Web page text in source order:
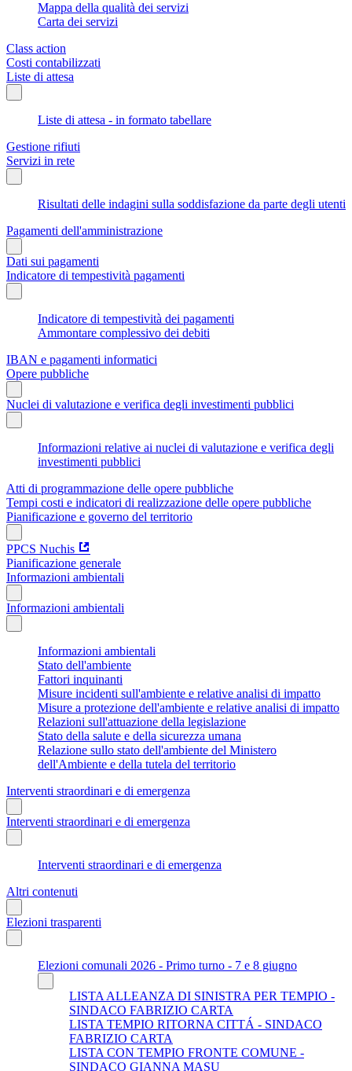
Mappa della qualità dei servizi
Carta dei servizi
Class action
Costi contabilizzati
Liste di attesa
Liste di attesa - in formato tabellare
Gestione rifiuti
Servizi in rete
Risultati delle indagini sulla soddisfazione da parte degli utenti
Pagamenti dell'amministrazione
Dati sui pagamenti
Indicatore di tempestività pagamenti
Indicatore di tempestività dei pagamenti
Ammontare complessivo dei debiti
IBAN e pagamenti informatici
Opere pubbliche
Nuclei di valutazione e verifica degli investimenti pubblici
Informazioni relative ai nuclei di valutazione e verifica degli
investimenti pubblici
Atti di programmazione delle opere pubbliche
Tempi costi e indicatori di realizzazione delle opere pubbliche
Pianificazione e governo del territorio
PPCS Nuchis
Pianificazione generale
Informazioni ambientali
Informazioni ambientali
Informazioni ambientali
Stato dell'ambiente
Fattori inquinanti
Misure incidenti sull'ambiente e relative analisi di impatto
Misure a protezione dell'ambiente e relative analisi di impatto
Relazioni sull'attuazione della legislazione
Stato della salute e della sicurezza umana
Relazione sullo stato dell'ambiente del Ministero
dell'Ambiente e della tutela del territorio
Interventi straordinari e di emergenza
Interventi straordinari e di emergenza
Interventi straordinari e di emergenza
Altri contenuti
Elezioni trasparenti
Elezioni comunali 2026 - Primo turno - 7 e 8 giugno
LISTA ALLEANZA DI SINISTRA PER TEMPIO -
SINDACO FABRIZIO CARTA
LISTA TEMPIO RITORNA CITTÁ - SINDACO
FABRIZIO CARTA
LISTA CON TEMPIO FRONTE COMUNE -
SINDACO GIANNA MASU